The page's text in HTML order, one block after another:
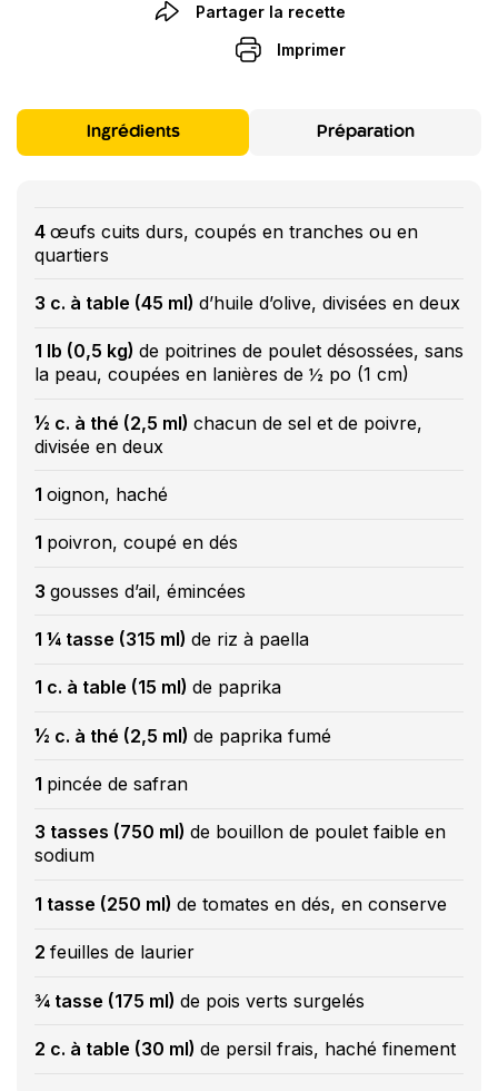
Partager la recette
Imprimer
Ingrédients Préparation
4 œufs cuits durs, coupés en tranches ou en
quartiers
3 c. à table (45 ml) d’huile d’olive, divisées en deux
1 lb (0,5 kg) de poitrines de poulet désossées, sans
la peau, coupées en lanières de ½ po (1 cm)
½ c. à thé (2,5 ml) chacun de sel et de poivre,
divisée en deux
1 oignon, haché
1 poivron, coupé en dés
3 gousses d’ail, émincées
1 ¼ tasse (315 ml) de riz à paella
1 c. à table (15 ml) de paprika
½ c. à thé (2,5 ml) de paprika fumé
1 pincée de safran
3 tasses (750 ml) de bouillon de poulet faible en
sodium
1 tasse (250 ml) de tomates en dés, en conserve
2 feuilles de laurier
¾ tasse (175 ml) de pois verts surgelés
2 c. à table (30 ml) de persil frais, haché finement